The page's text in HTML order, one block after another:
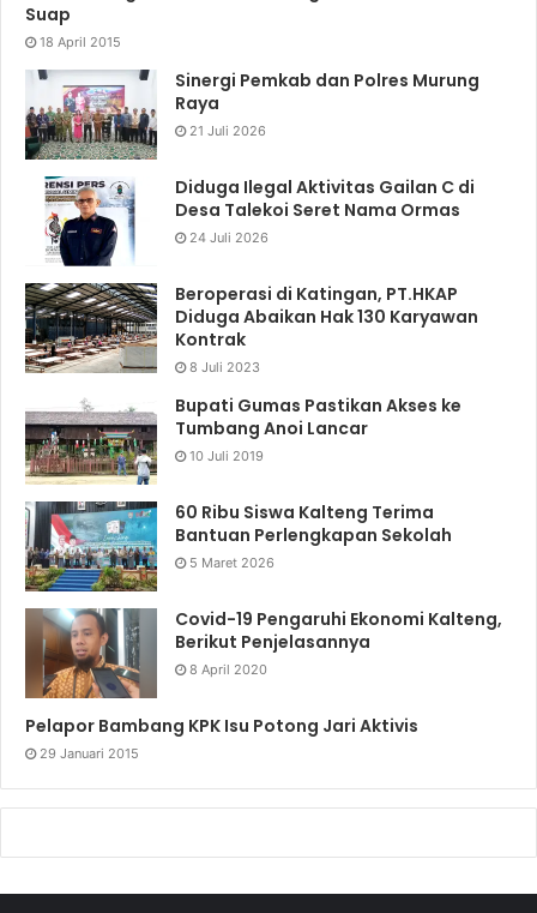
Suap
18 April 2015
Sinergi Pemkab dan Polres Murung
Raya
21 Juli 2026
Diduga Ilegal Aktivitas Gailan C di
Desa Talekoi Seret Nama Ormas
24 Juli 2026
Beroperasi di Katingan, PT.HKAP
Diduga Abaikan Hak 130 Karyawan
Kontrak
8 Juli 2023
Bupati Gumas Pastikan Akses ke
Tumbang Anoi Lancar
10 Juli 2019
60 Ribu Siswa Kalteng Terima
Bantuan Perlengkapan Sekolah
5 Maret 2026
Covid-19 Pengaruhi Ekonomi Kalteng,
Berikut Penjelasannya
8 April 2020
Pelapor Bambang KPK Isu Potong Jari Aktivis
29 Januari 2015